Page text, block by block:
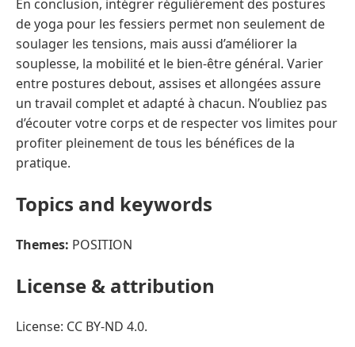
En conclusion, intégrer régulièrement des postures
de yoga pour les fessiers permet non seulement de
soulager les tensions, mais aussi d’améliorer la
souplesse, la mobilité et le bien-être général. Varier
entre postures debout, assises et allongées assure
un travail complet et adapté à chacun. N’oubliez pas
d’écouter votre corps et de respecter vos limites pour
profiter pleinement de tous les bénéfices de la
pratique.
Topics and keywords
Themes: POSITION
License & attribution
License: CC BY-ND 4.0.